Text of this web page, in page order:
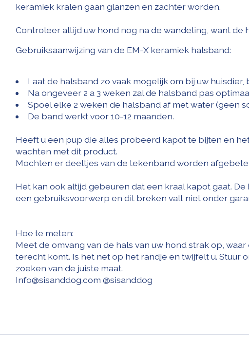
keramiek kralen gaan glanzen en zachter worden.
Controleer altijd uw hond nog na de wandeling, want de
Gebruiksaanwijzing van de EM-X keramiek halsband:
Laat de halsband zo vaak mogelijk om bij uw
Na ongeveer 2 a 3 weken zal de halsband pas
Spoel elke 2 weken de halsband af met water (geen
De band werkt voor 10-12 maanden.
Heeft u een pup die alles probeerd kapot te bijten en
wachten met dit product.
Mochten er deeltjes van de tekenband worden
Het kan ook altijd gebeuren dat een kraal kapot gaat.
een gebruiksvoorwerp en dit breken valt niet onder
Hoe te meten:
Meet de omvang van de hals van uw hond strak op,
terecht komt. Is het net op het randje en twijfelt u. Stuur
zoeken van de juiste maat.
Info@sisanddog.com @sisanddog